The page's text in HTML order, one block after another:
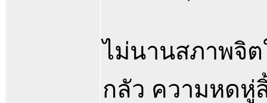
ไม่นานสภาพจิ
กลัว ความหดหู่